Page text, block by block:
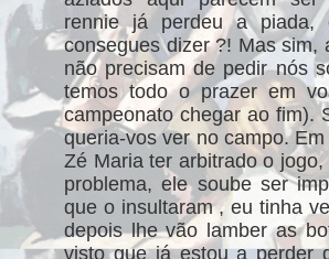
rennie já perdeu a
consegues dizer ?! Mas sim,
não precisam de pedir nós
temos todo o prazer em
campeonato chegar ao fim).
queria-vos ver no campo.
Zé Maria ter arbitrado o
problema, ele soube ser
que o insultaram , eu tinha
depois lhe vão lamber as
visto que já estou a perder